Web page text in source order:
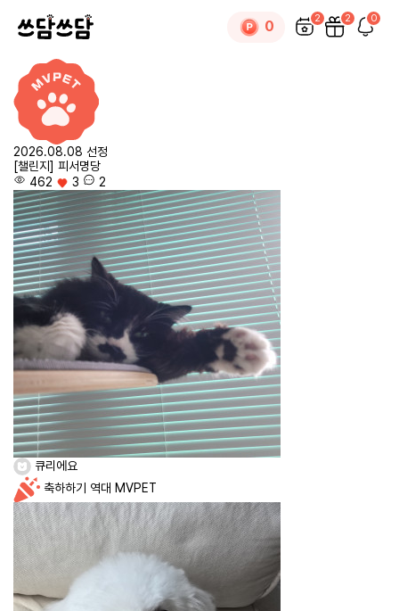
0 2 2 0
2026.08.08 선정
[챌린지] 피서명당
462
3 2
큐리에요
축하하기 역대 MVPET